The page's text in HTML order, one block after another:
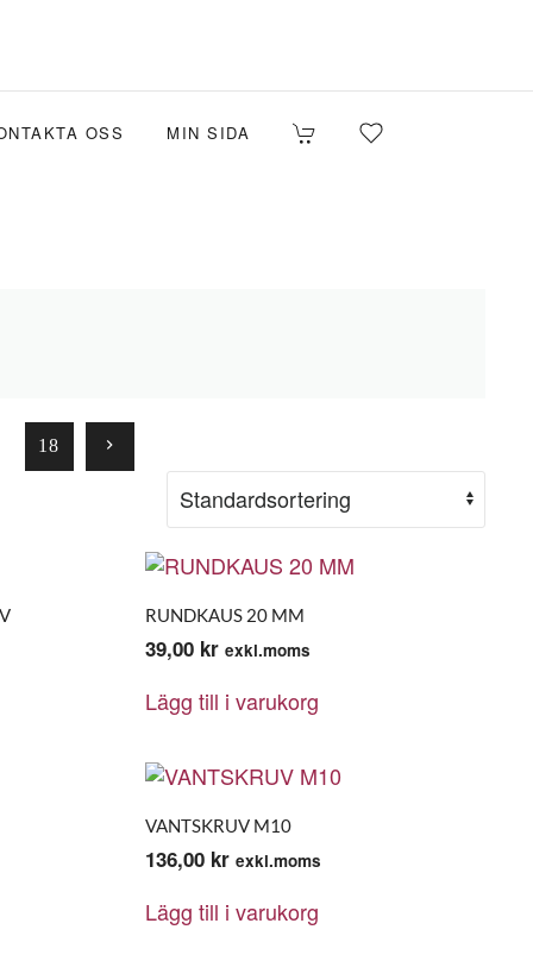
OSS MIN SIDA
18
RUNDKAUS 20 MM
39,00 kr exkl.moms
Lägg till i varukorg
VANTSKRUV M10
136,00 kr exkl.moms
Lägg till i varukorg